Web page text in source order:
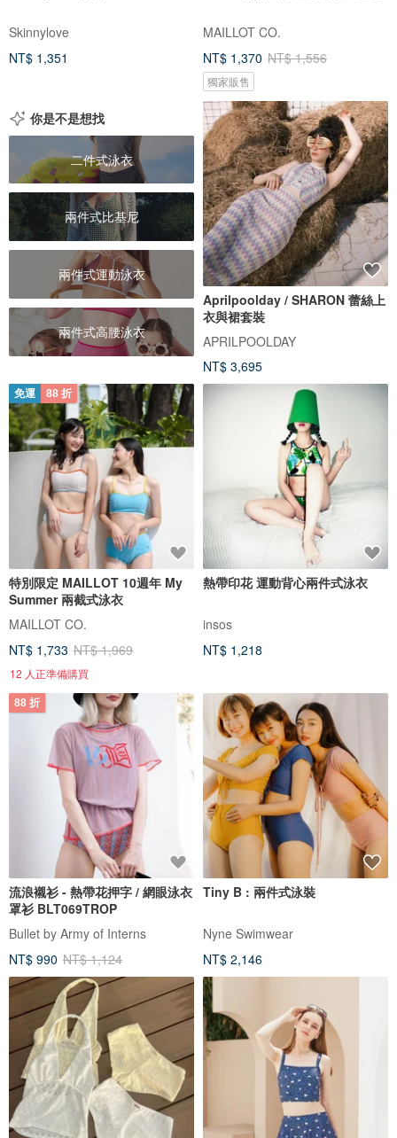
Skinnylove
NT$ 1,351
MAILLOT CO.
NT$ 1,370 NT$ 1,556
獨家販售
你是不是想找
二件式泳衣
兩件式比基尼
兩件式運動泳衣
兩件式高腰泳衣
Aprilpoolday / SHARON 蕾絲上
衣與裙套裝
APRILPOOLDAY
NT$ 3,695
免運 88 折
特別限定 MAILLOT 10週年 My
Summer 兩截式泳衣
MAILLOT CO.
NT$ 1,733 NT$ 1,969
12 人正準備購買
熱帶印花 運動背心兩件式泳衣
insos
NT$ 1,218
88 折
流浪襯衫 - 熱帶花押字 / 網眼泳衣
罩衫 BLT069TROP
Bullet by Army of Interns
NT$ 990 NT$ 1,124
Tiny B : 兩件式泳裝
Nyne Swimwear
NT$ 2,146